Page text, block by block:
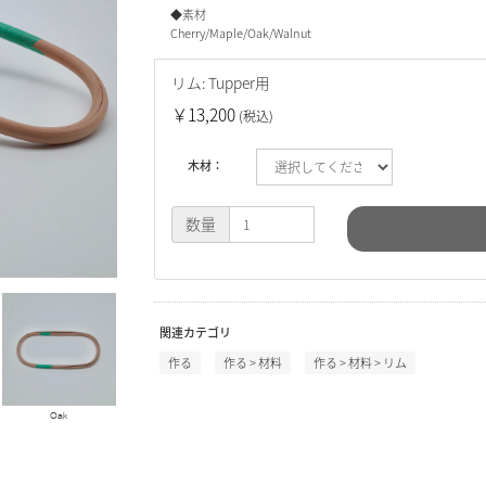
Oak
◆素材
Cherry/Maple/Oak/Walnut
リム: Tupper用
￥13,200 (税込)
木材：
数量
関連カテゴリ
作る 作る >材料 作る >材料> リム